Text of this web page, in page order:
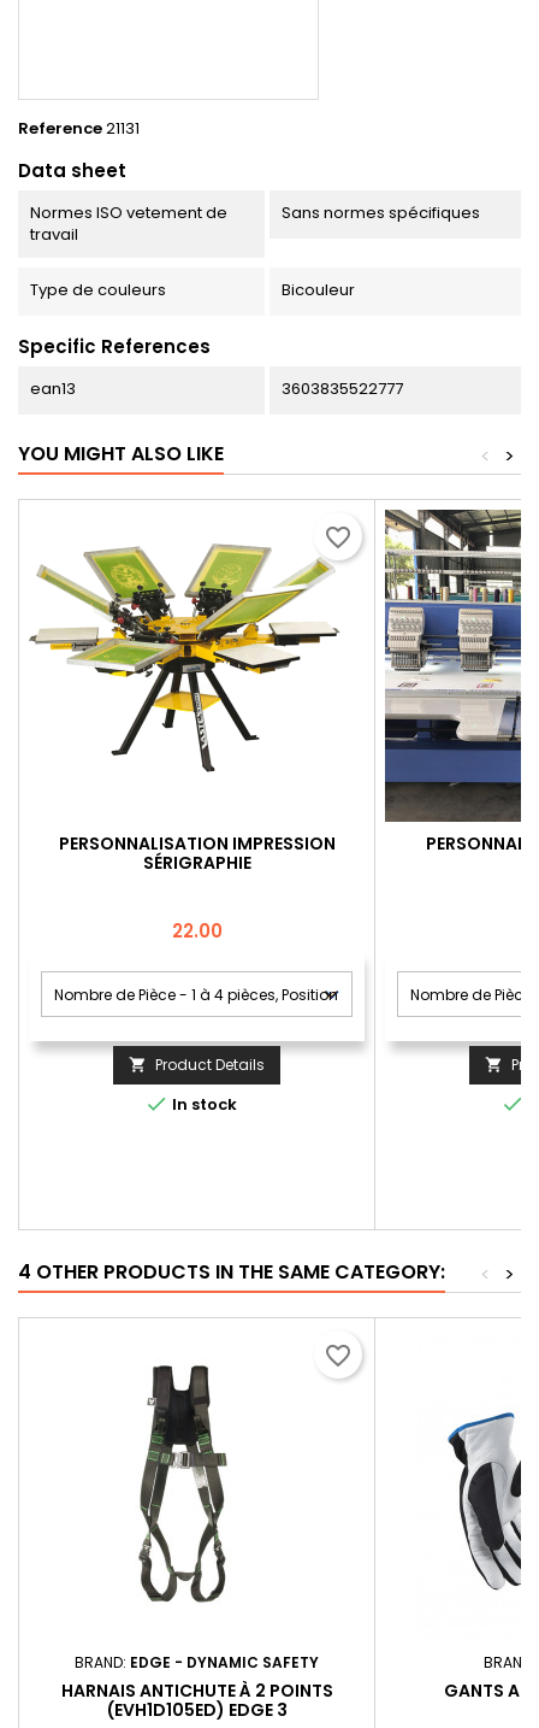
Reference21131
Data sheet
Normes ISO vetement de
travail
Sans normes spécifiques
Type de couleurs Bicouleur
Specific References
ean13 3603835522777
YOU MIGHT ALSO LIKE >
<
PERSONNALISATION IMPRESSION
SÉRIGRAPHIE
Price
22.00
 Product Details
 In stock
favorite_border


4 OTHER PRODUCTS IN THE SAME CATEGORY: >
<
BRAND: EDGE - DYNAMIC SAFETY
HARNAIS ANTICHUTE À 2 POINTS
(EVH1D105ED) EDGE 3
favorite_border
BRAND:
GANTS